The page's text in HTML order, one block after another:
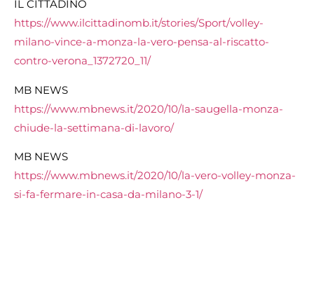
IL CITTADINO
https://www.ilcittadinomb.it/stories/Sport/volley-
milano-vince-a-monza-la-vero-pensa-al-riscatto-
contro-verona_1372720_11/
MB NEWS
https://www.mbnews.it/2020/10/la-saugella-monza-
chiude-la-settimana-di-lavoro/
MB NEWS
https://www.mbnews.it/2020/10/la-vero-volley-monza-
si-fa-fermare-in-casa-da-milano-3-1/